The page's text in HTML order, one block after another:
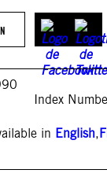
Index
in English,